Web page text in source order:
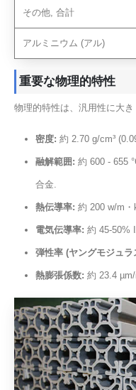
その他, 合計
アルミニウム (アル)
重要な物理的特性
物理的特性は、汎用性に大
密度: 約 2.70 g/cm³
融解範囲: 約 600 - 655
合金.
熱伝導率: 約 200 w/m
電気伝導率: 約 45-50%
弾性率 (ヤングモジュラ
熱膨張係数: 約 23.4 µm/